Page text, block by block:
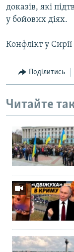
доказів, які
у бойових діях.
Конфлікт у
Поділитись
Читайте